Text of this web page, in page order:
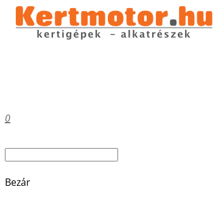
0
Bezár